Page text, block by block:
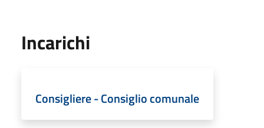
Incarichi
Consigliere - Consiglio comunale